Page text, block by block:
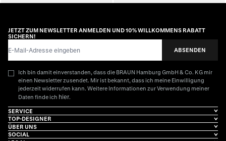
JETZT ZUM NEWSLETTER ANMELDEN UND 10% WILLKOMMENS RABATT
SICHERN!
ABSENDEN
Ich bin damit einverstanden, dass die BRAUN Hamburg GmbH & Co. KG mir
einen Newsletter zusendet. Mir ist bekannt, dass ich meine Einwilligung
jederzeit widerrufen kann. Weitere Informationen zur Verwendung meiner
Daten finde ich hier.
SERVICE
TOP-DESIGNER
ÜBER UNS
SOCIAL